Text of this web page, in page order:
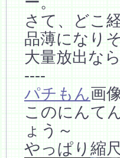
さて、どこ
品薄になり
大量放出な
----
パチもん画
このにんて
ょう～
やっぱり縮尺